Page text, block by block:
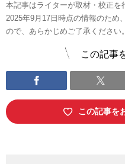
本記事はライターが取材・校正
2025年9月17日時点の情報のため
ので、あらかじめご了承ください。
この記事
この記事を